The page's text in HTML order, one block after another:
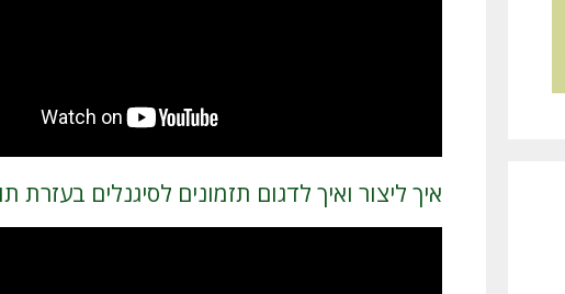
איך ליצור ואיך לדגום תזמונים לסיגנלים בעזרת